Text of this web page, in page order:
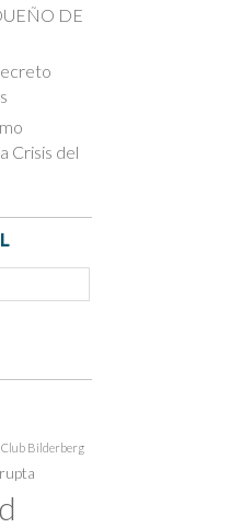
DE
Crisis del
Club Bilderberg